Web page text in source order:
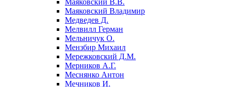
Маяковский В.В.
Маяковский Владимир
Медведев Д.
Мелвилл Герман
Мельничук О.
Мензбир Михаил
Мережковский Д.М.
Мерников А.Г.
Меснянко Антон
Мечников И.